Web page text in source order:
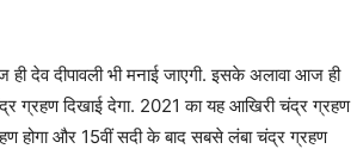
देव दीपावली भी मनाई जाएगी. इसके अलावा आज ही
ग्रहण दिखाई देगा. 2021 का यह आखिरी चंद्र ग्रहण
होगा और 15वीं सदी के बाद सबसे लंबा चंद्र ग्रहण